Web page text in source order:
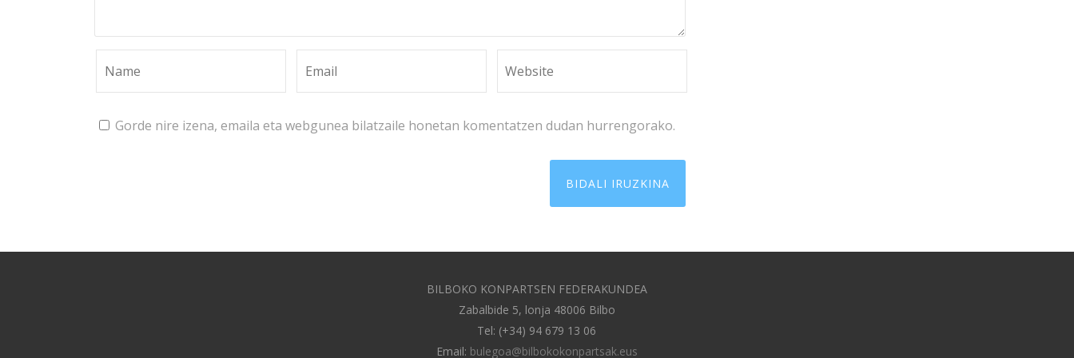
Gorde nire izena, emaila eta webgunea bilatzaile honetan komentatzen dudan hurrengorako.
BILBOKO KONPARTSEN FEDERAKUNDEA
Zabalbide 5, lonja 48006 Bilbo
Tel: (+34) 94 679 13 06
Email: bulegoa@bilbokokonpartsak.eus